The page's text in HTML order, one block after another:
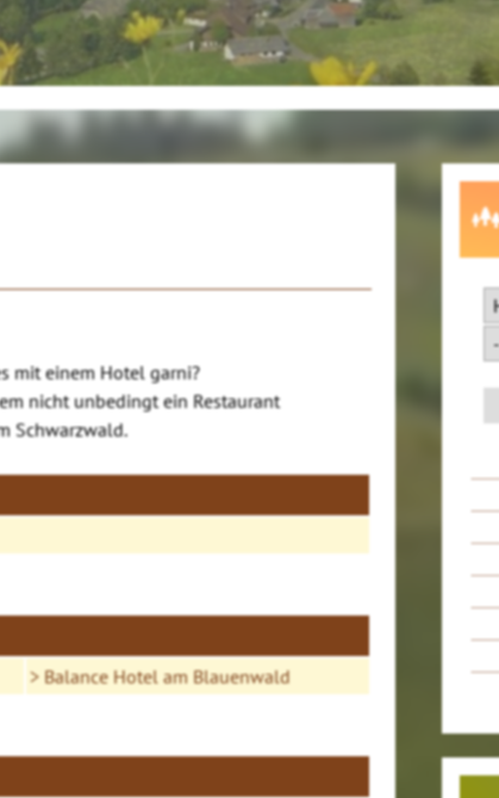
mit einem Hotel garni?
nicht unbedingt ein Restaurant
Schwarzwald.
Balance Hotel am Blauenwald